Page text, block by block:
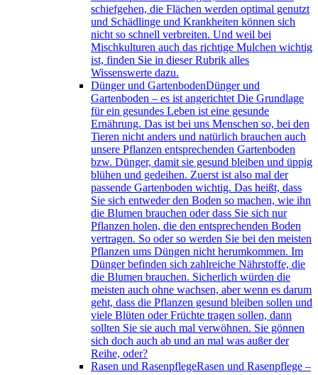
schiefgehen, die Flächen werden optimal genutzt
und Schädlinge und Krankheiten können sich
nicht so schnell verbreiten. Und weil bei
Mischkulturen auch das richtige Mulchen wichtig
ist, finden Sie in dieser Rubrik alles
Wissenswerte dazu.
Dünger und GartenbodenDünger und
Gartenboden – es ist angerichtet Die Grundlage
für ein gesundes Leben ist eine gesunde
Ernährung. Das ist bei uns Menschen so, bei den
Tieren nicht anders und natürlich brauchen auch
unsere Pflanzen entsprechenden Gartenboden
bzw. Dünger, damit sie gesund bleiben und üppig
blühen und gedeihen. Zuerst ist also mal der
passende Gartenboden wichtig. Das heißt, dass
Sie sich entweder den Boden so machen, wie ihn
die Blumen brauchen oder dass Sie sich nur
Pflanzen holen, die den entsprechenden Boden
vertragen. So oder so werden Sie bei den meisten
Pflanzen ums Düngen nicht herumkommen. Im
Dünger befinden sich zahlreiche Nährstoffe, die
die Blumen brauchen. Sicherlich würden die
meisten auch ohne wachsen, aber wenn es darum
geht, dass die Pflanzen gesund bleiben sollen und
viele Blüten oder Früchte tragen sollen, dann
sollten Sie sie auch mal verwöhnen. Sie gönnen
sich doch auch ab und an mal was außer der
Reihe, oder?
Rasen und RasenpflegeRasen und Rasenpflege –